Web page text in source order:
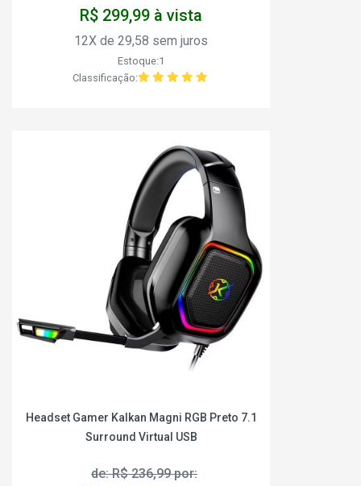
R$ 299,99 à vista
12X de 29,58 sem juros
Estoque:1
Classificação:
Headset Gamer Kalkan Magni RGB Preto 7.1
Surround Virtual USB
de: R$ 236,99 por: